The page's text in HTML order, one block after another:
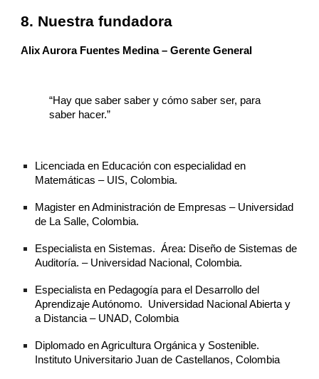
8. Nuestra fundadora
Alix Aurora Fuentes Medina – Gerente General
“Hay que saber saber y cómo saber ser, para
saber hacer.”
Licenciada en Educación con especialidad en
Matemáticas – UIS, Colombia.
Magister en Administración de Empresas – Universidad
de La Salle, Colombia.
Especialista en Sistemas. Área: Diseño de Sistemas de
Auditoría. – Universidad Nacional, Colombia.
Especialista en Pedagogía para el Desarrollo del
Aprendizaje Autónomo. Universidad Nacional Abierta y
a Distancia – UNAD, Colombia
Diplomado en Agricultura Orgánica y Sostenible.
Instituto Universitario Juan de Castellanos, Colombia